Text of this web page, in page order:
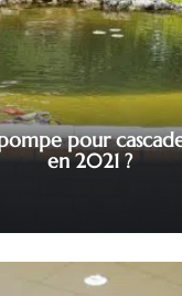
pour
en 2021 ?